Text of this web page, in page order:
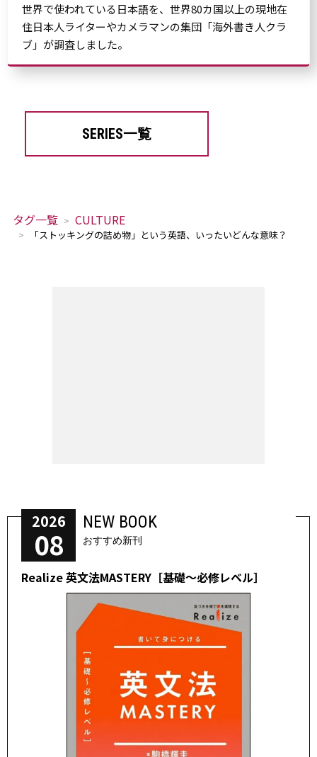
世界で使われている日本語を、世界80カ国以上の現地在
住日本人ライターやカメラマンの集団「海外書き人クラ
ブ」が調査しました。
SERIES一覧
タグ一覧 CULTURE
「ストッキングの詰め物」という英語、いったいどんな意味？
2026
08
NEW BOOK
おすすめ新刊
Realize 英文法MASTERY［基礎～必修レベル］